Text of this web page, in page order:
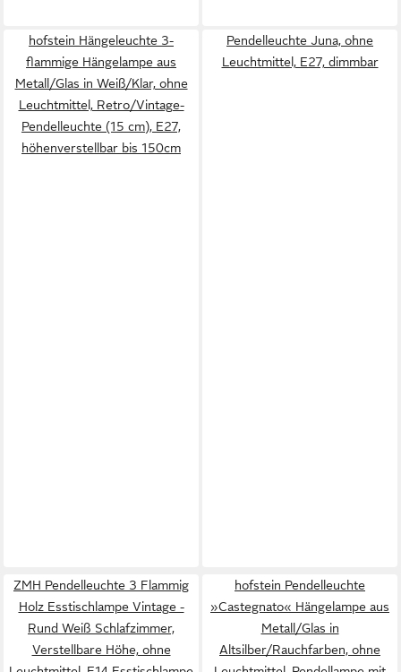
hofstein Hängeleuchte 3-
flammige Hängelampe aus
Metall/Glas in Weiß/Klar, ohne
Leuchtmittel, Retro/Vintage-
Pendelleuchte (15 cm), E27,
höhenverstellbar bis 150cm
Pendelleuchte Juna, ohne
Leuchtmittel, E27, dimmbar
ZMH Pendelleuchte 3 Flammig
Holz Esstischlampe Vintage -
Rund Weiß Schlafzimmer,
‎Verstellbare Höhe, ohne
hofstein Pendelleuchte
»Castegnato« Hängelampe aus
Metall/Glas in
Altsilber/Rauchfarben, ohne